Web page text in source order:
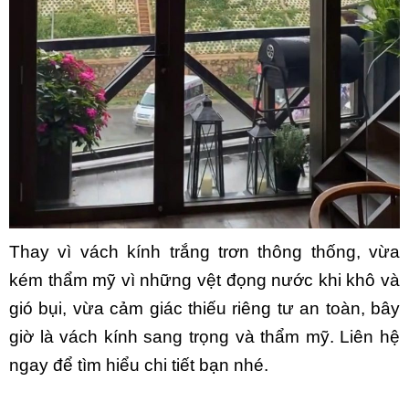
Thay vì vách kính trắng trơn thông thống, vừa
kém thẩm mỹ vì những vệt đọng nước khi khô và
gió bụi, vừa cảm giác thiếu riêng tư an toàn, bây
giờ là vách kính sang trọng và thẩm mỹ. Liên hệ
ngay để tìm hiểu chi tiết bạn nhé.